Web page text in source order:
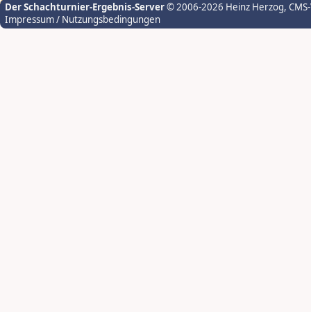
Der Schachturnier-Ergebnis-Server© 2006-2026 Heinz Herzog,
Impressum / Nutzungsbedingungen